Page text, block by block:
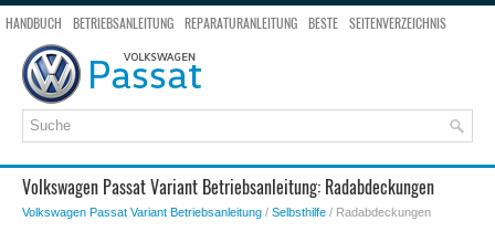
HANDBUCH BETRIEBSANLEITUNG REPARATURANLEITUNG BESTE
SEITENVERZEICHNIS
SEITENSUCHE
Volkswagen Passat Variant Betriebsanleitung: Radabdeckungen
Volkswagen Passat Variant Betriebsanleitung / Selbsthilfe / Radabdeckungen